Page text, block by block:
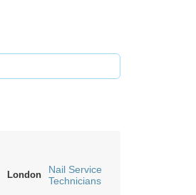
London
Nail Service
Technicians